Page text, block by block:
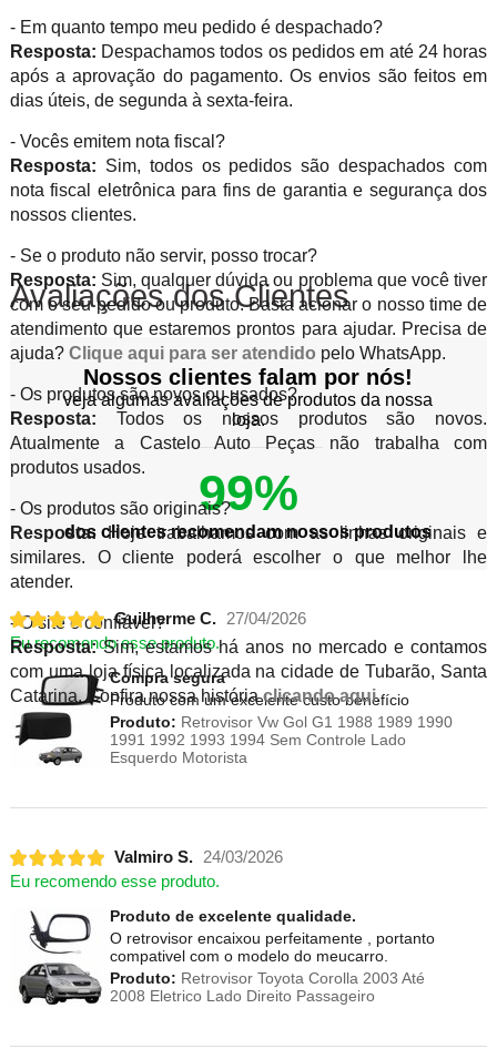
- Em quanto tempo meu pedido é despachado?
Resposta: Despachamos todos os pedidos em até 24 horas
após a aprovação do pagamento. Os envios são feitos em
dias úteis, de segunda à sexta-feira.
- Vocês emitem nota fiscal?
Resposta: Sim, todos os pedidos são despachados com
nota fiscal eletrônica para fins de garantia e segurança dos
nossos clientes.
- Se o produto não servir, posso trocar?
Resposta: Sim, qualquer dúvida ou problema que você tiver
com o seu pedido ou produto. Basta acionar o nosso time de
atendimento que estaremos prontos para ajudar. Precisa de
ajuda? Clique aqui para ser atendido pelo WhatsApp.
- Os produtos são novos ou usados?
Resposta: Todos os nossos produtos são novos.
Atualmente a Castelo Auto Peças não trabalha com
produtos usados.
- Os produtos são originais?
Resposta:Hoje trabalhamos com as linhas originais e
similares. O cliente poderá escolher o que melhor lhe
atender.
- O site é confiável?
Resposta:Sim, estamos há anos no mercado e contamos
com uma loja física localizada na cidade de Tubarão, Santa
Catarina. Confira nossa históriaclicando aqui.
Avaliações dos Clientes
Nossos clientes falam por nós!
veja algumas avaliações de produtos da nossa
loja.
99%
dos clientes recomendam nossos produtos
Guilherme C. 27/04/2026
Eu recomendo esse produto.
Compra segura
Produto com um excelente custo benefício
Produto: Retrovisor Vw Gol G1 1988 1989 1990
1991 1992 1993 1994 Sem Controle Lado
Esquerdo Motorista
Valmiro S. 24/03/2026
Eu recomendo esse produto.
Produto de excelente qualidade.
O retrovisor encaixou perfeitamente , portanto
compativel com o modelo do meucarro.
Produto: Retrovisor Toyota Corolla 2003 Até
2008 Eletrico Lado Direito Passageiro